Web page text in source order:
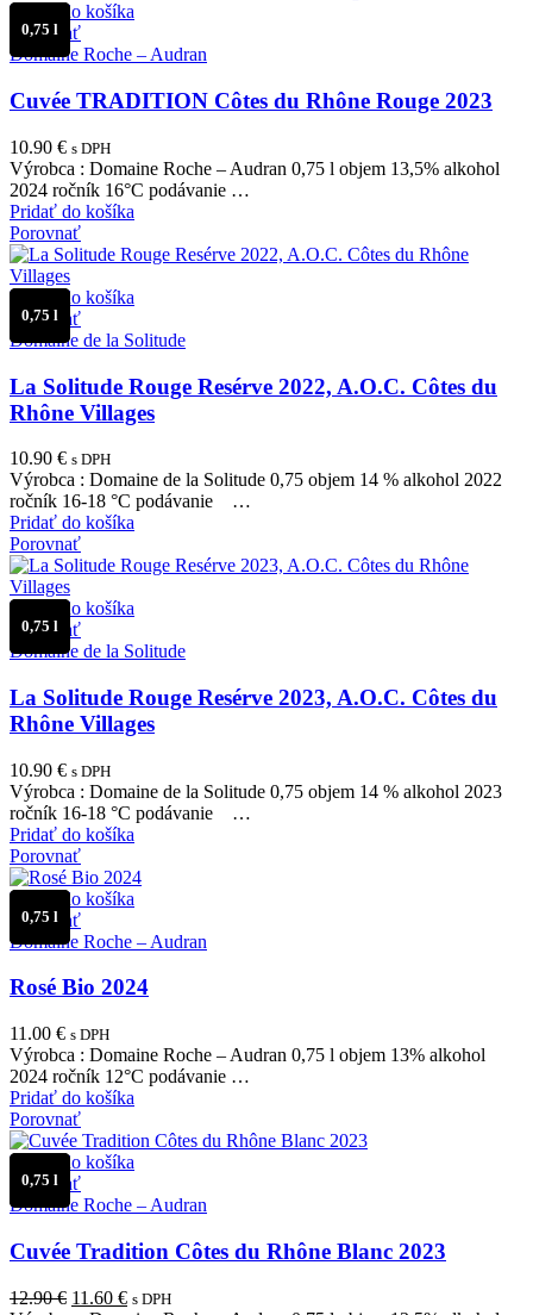
Pridať do košíka
Porovnať
Domaine Roche – Audran
Cuvée TRADITION Côtes du Rhône Rouge 2023
10.90 € s DPH
0,75 l
Výrobca : Domaine Roche – Audran 0,75 l objem 13,5% alkohol
2024 ročník 16°C podávanie …
Pridať do košíka
Porovnať
Pridať do košíka
Porovnať
Domaine de la Solitude
La Solitude Rouge Resérve 2022, A.O.C. Côtes du
Rhône Villages
10.90 € s DPH
0,75 l
Výrobca : Domaine de la Solitude 0,75 objem 14 % alkohol 2022
ročník 16-18 °C podávanie …
Pridať do košíka
Porovnať
Pridať do košíka
Porovnať
Domaine de la Solitude
La Solitude Rouge Resérve 2023, A.O.C. Côtes du
Rhône Villages
10.90 € s DPH
0,75 l
Výrobca : Domaine de la Solitude 0,75 objem 14 % alkohol 2023
ročník 16-18 °C podávanie …
Pridať do košíka
Porovnať
Pridať do košíka
Porovnať
Domaine Roche – Audran
Rosé Bio 2024
11.00 € s DPH
0,75 l
Výrobca : Domaine Roche – Audran 0,75 l objem 13% alkohol
2024 ročník 12°C podávanie …
Pridať do košíka
Porovnať
Pridať do košíka
Porovnať
Domaine Roche – Audran
Cuvée Tradition Côtes du Rhône Blanc 2023
12.90€ Pôvodná
11.60 €Aktuálna
s DPH
0,75 l